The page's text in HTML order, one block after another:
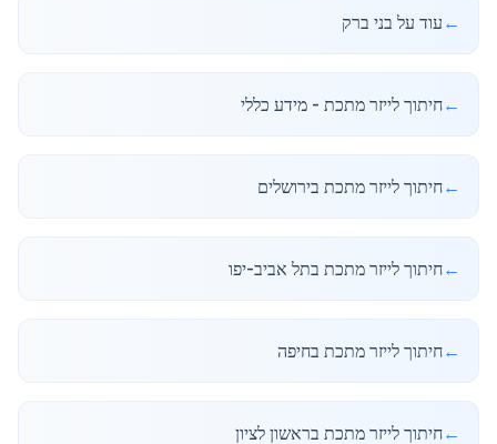
← עוד על בני ברק
←חיתוך לייזר מתכת - מידע כללי
←חיתוך לייזר מתכת בירושלים
←חיתוך לייזר מתכת בתל אביב-יפו
←חיתוך לייזר מתכת בחיפה
←חיתוך לייזר מתכת בראשון לציון